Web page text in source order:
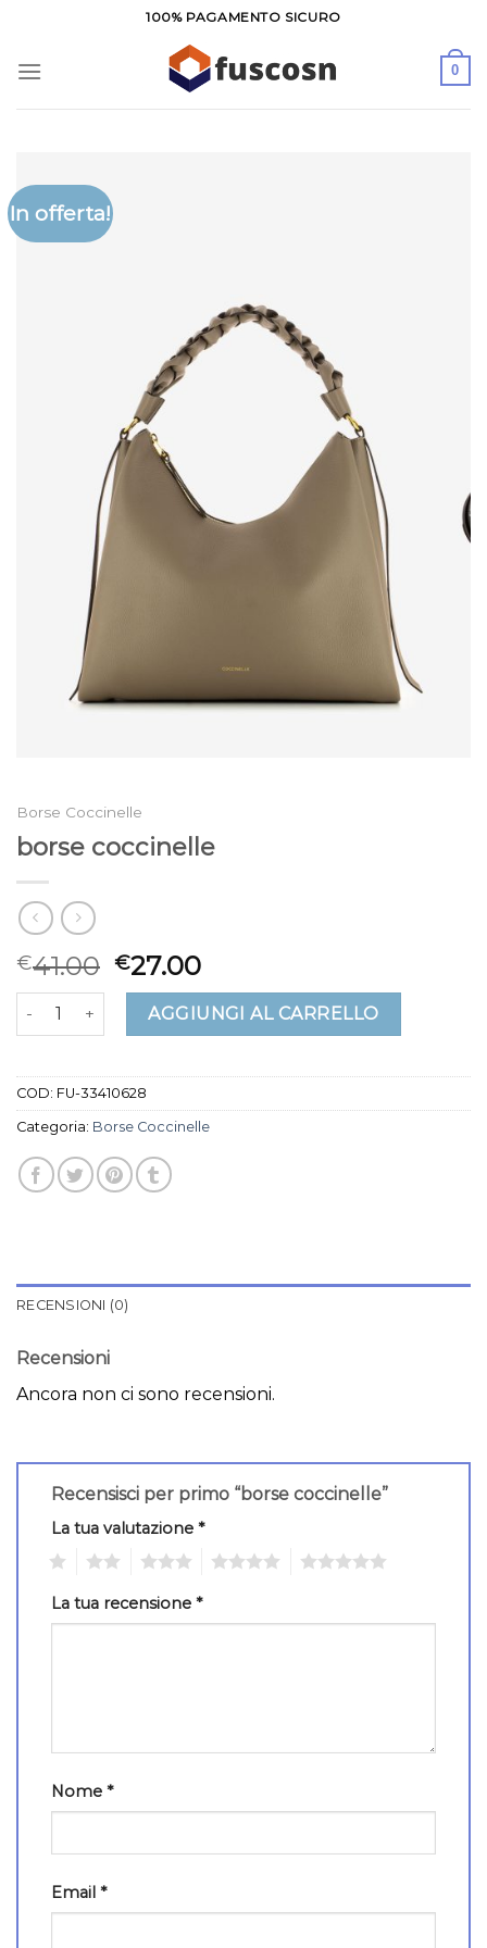
contenuti
100% PAGAMENTO SICURO
0
In offerta!
Borse Coccinelle
borse coccinelle
€41.00 €27.00
borse coccinelle quantitàAGGIUNGI AL CARRELLO
COD: FU-33410628
Categoria: Borse Coccinelle
RECENSIONI (0)
Recensioni
Ancora non ci sono recensioni.
Recensisci per primo “borse coccinelle”
La tua valutazione *
La tua recensione *
Nome *
Email *